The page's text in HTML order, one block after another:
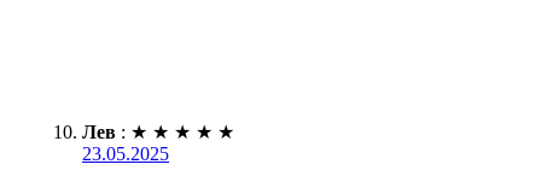
Лев : ★ ★ ★ ★ ★
23.05.2025